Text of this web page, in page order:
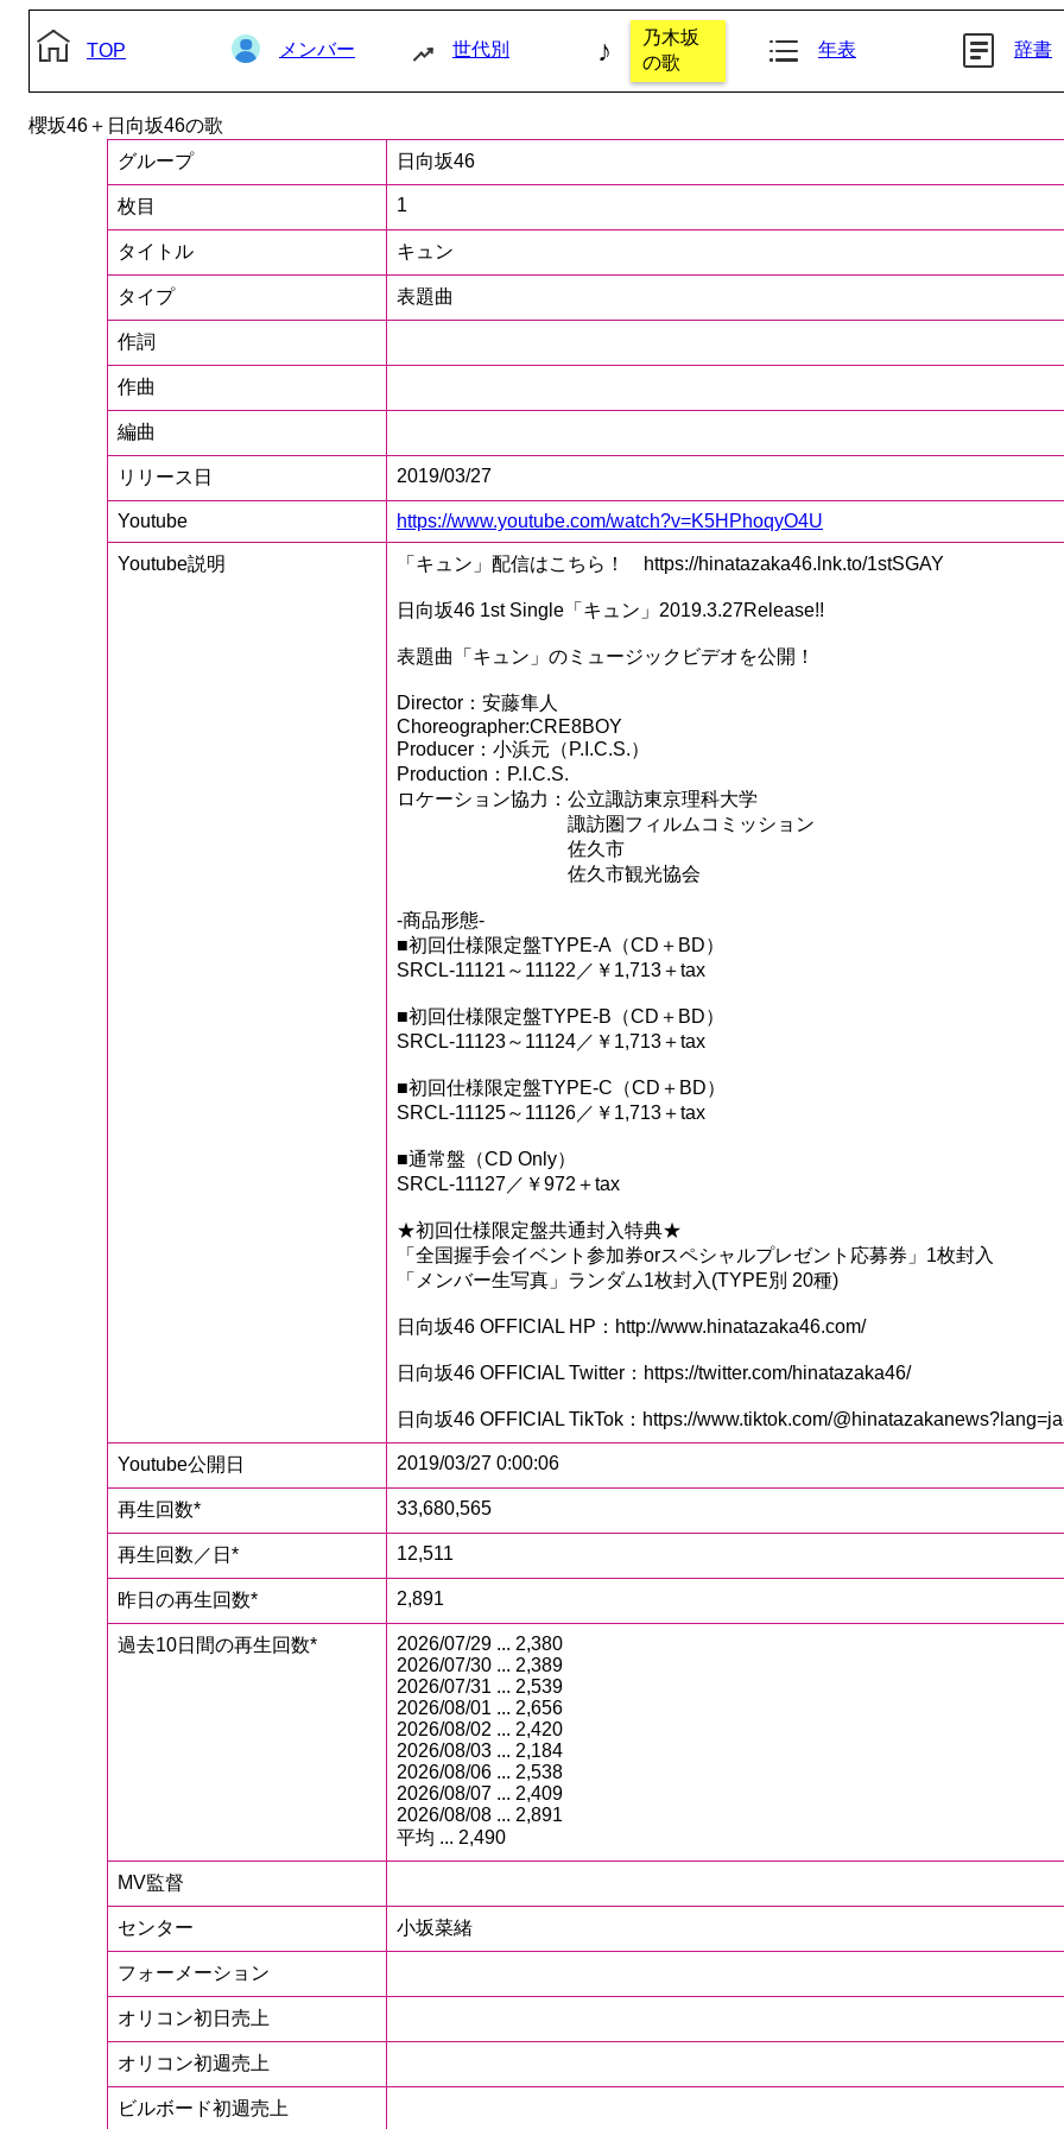
TOP メンバー 世代別 ♪
乃木坂
の歌
年表 辞書
櫻坂46＋日向坂46の歌
グループ
日向坂46
枚目 1
タイトル キュン
タイプ 表題曲
作詞
作曲
編曲
リリース日 2019/03/27
Youtube https://www.youtube.com/watch?v=K5HPhoqyO4U
Youtube説明 「キュン」配信はこちら！ https://hinatazaka46.lnk.to/1stSGAY
日向坂46 1st Single「キュン」2019.3.27Release!!
表題曲「キュン」のミュージックビデオを公開！
Director：安藤隼人
Choreographer:CRE8BOY
Producer：小浜元（P.I.C.S.）
Production：P.I.C.S.
ロケーション協力：公立諏訪東京理科大学
諏訪圏フィルムコミッション
佐久市
佐久市観光協会
-商品形態-
■初回仕様限定盤TYPE-A（CD＋BD）
SRCL-11121～11122／￥1,713＋tax
■初回仕様限定盤TYPE-B（CD＋BD）
SRCL-11123～11124／￥1,713＋tax
■初回仕様限定盤TYPE-C（CD＋BD）
SRCL-11125～11126／￥1,713＋tax
■通常盤（CD Only）
SRCL-11127／￥972＋tax
★初回仕様限定盤共通封入特典★
「全国握手会イベント参加券orスペシャルプレゼント応募券」1枚封入
「メンバー生写真」ランダム1枚封入(TYPE別 20種)
日向坂46 OFFICIAL HP：http://www.hinatazaka46.com/
日向坂46 OFFICIAL Twitter：https://twitter.com/hinatazaka46/
日向坂46 OFFICIAL TikTok：https://www.tiktok.com/
Youtube公開日 2019/03/27 0:00:06
再生回数* 33,680,565
再生回数／日* 12,511
昨日の再生回数* 2,891
過去10日間の再生回数*
2026/07/29 ... 2,380
2026/07/30 ... 2,389
2026/07/31 ... 2,539
2026/08/01 ... 2,656
2026/08/02 ... 2,420
2026/08/03 ... 2,184
2026/08/06 ... 2,538
2026/08/07 ... 2,409
2026/08/08 ... 2,891
平均 ... 2,490
MV監督
センター 小坂菜緒
フォーメーション
オリコン初日売上
オリコン初週売上
ビルボード初週売上